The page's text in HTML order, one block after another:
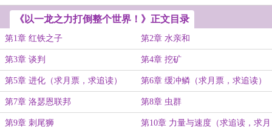
《以一龙之力打倒整个世界！》正文目录
第1章 红铁之子 第2章 水亲和
第3章 谈判 第4章 挖矿
第5章 进化（求月票，求追读） 第6章 缓冲鳞（求月票，求追读）
第7章 洛瑟恩联邦 第8章 虫群
第9章 刺尾狮 第10章 力量与速度（求追读，求月